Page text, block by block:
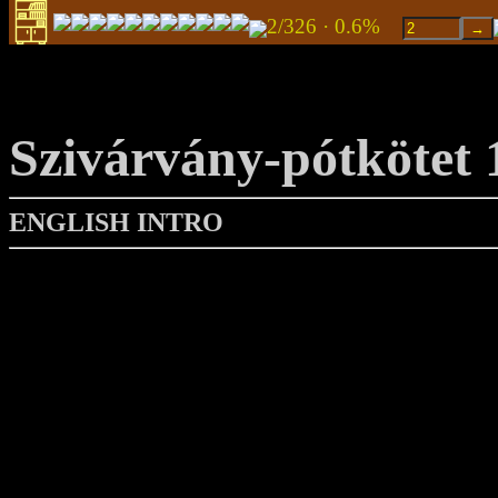
2/326 · 0.6%
Szivárvány-pótkötet
ENGLISH INTRO